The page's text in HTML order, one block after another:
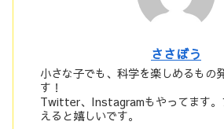
ささぼう
小さな子でも、科学を楽しめるもの
す！
Twitter、Instagramもやってます。
えると嬉しいです。